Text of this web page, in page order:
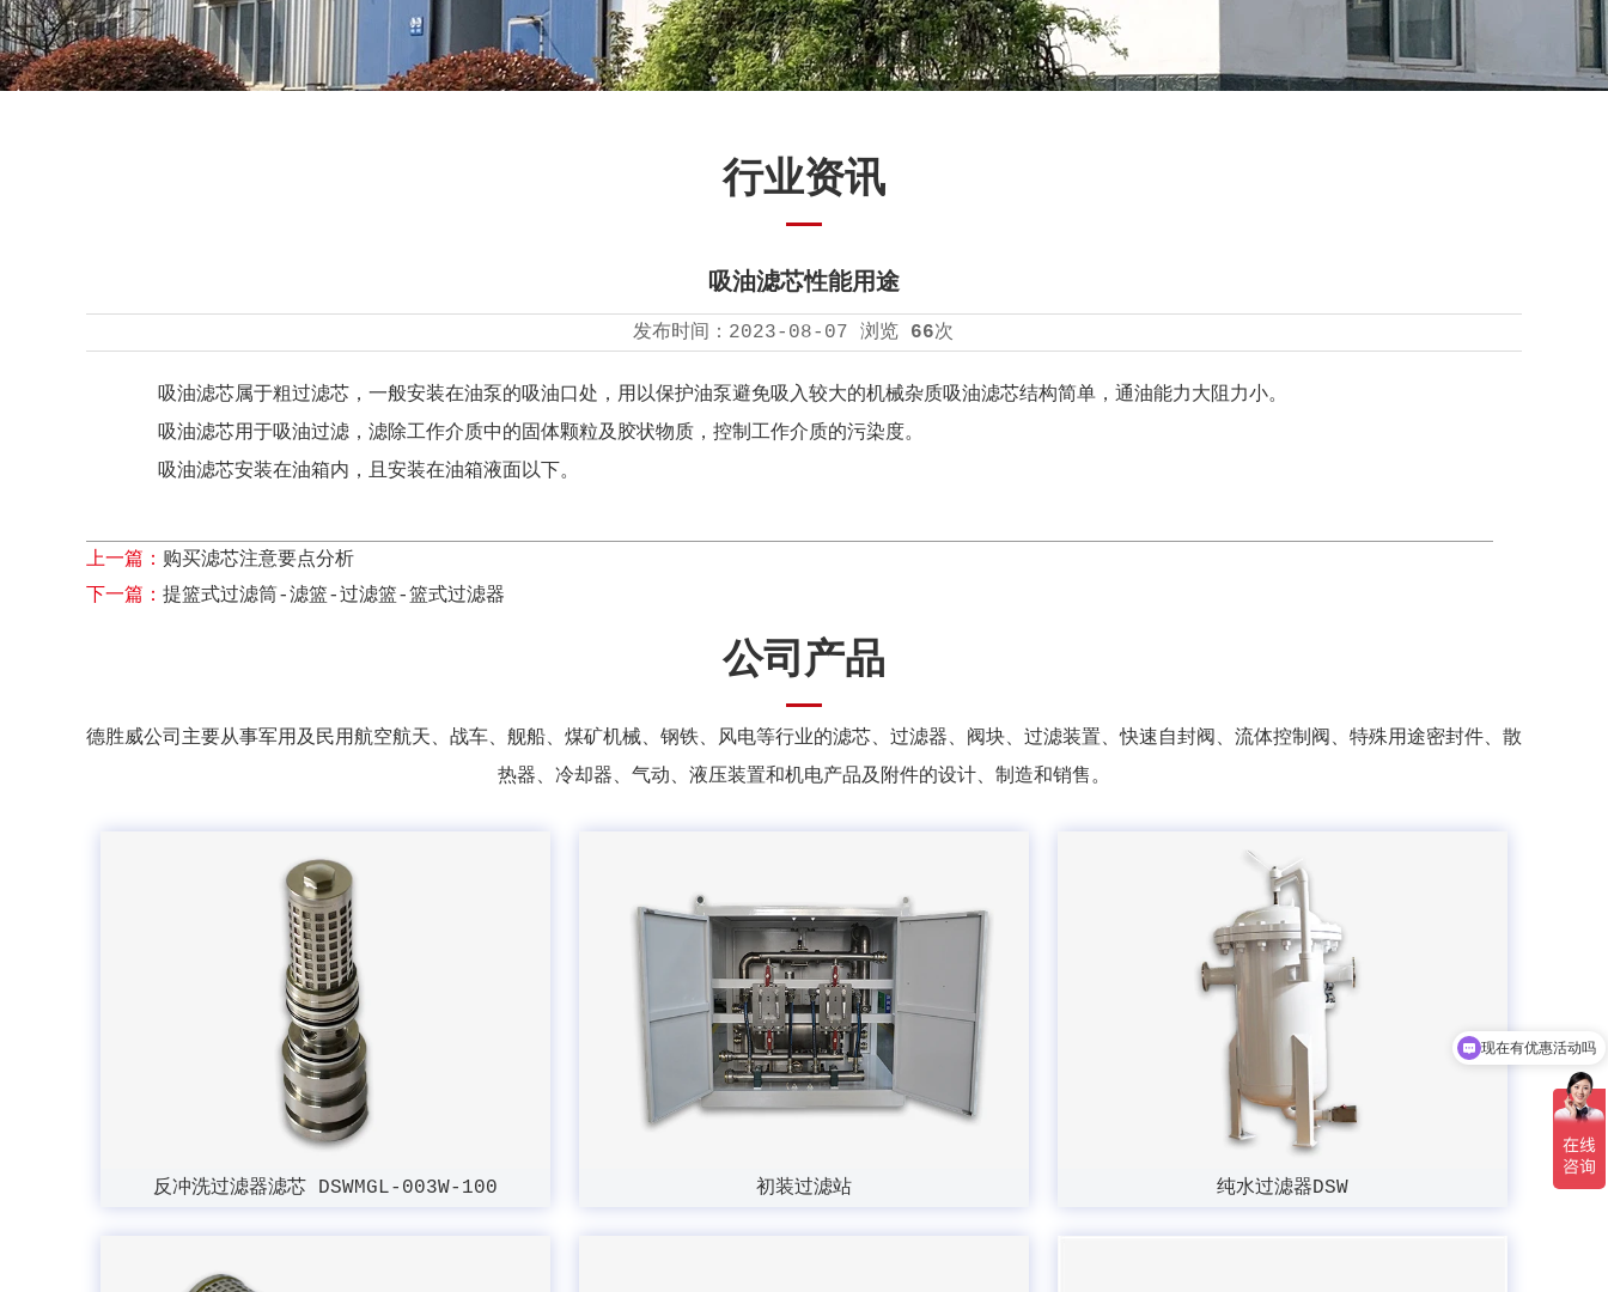
行业资讯
吸油滤芯性能用途
发布时间： 2023-08-07 浏览 66次
吸油滤芯属于粗过滤芯，一般安装在油泵的吸油口处，用以保护油泵避免吸入较大的机械杂质吸油滤芯结构简单，通油能力大阻力小。
吸油滤芯用于吸油过滤，滤除工作介质中的固体颗粒及胶状物质，控制工作介质的污染度。
吸油滤芯安装在油箱内，且安装在油箱液面以下。
上一篇： 购买滤芯注意要点分析
下一篇： 提篮式过滤筒-滤篮-过滤篮-篮式过滤器
公司产品
德胜威公司主要从事军用及民用航空航天、战车、舰船、煤矿机械、钢铁、风电等行业的滤芯、过滤器、阀块、过滤装置、快速自封阀、流体控制阀、特殊用途密封件、散
热器、冷却器、气动、液压装置和机电产品及附件的设计、制造和销售。
反冲洗过滤器滤芯 DSWMGL-003W-100 初装过滤站 纯水过滤器DSW
可以介绍下你们的产品么